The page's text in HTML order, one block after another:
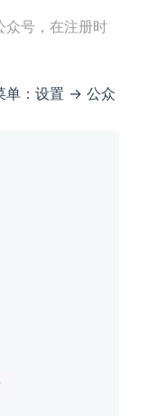
众号，在注册时
单：设置 -> 公众